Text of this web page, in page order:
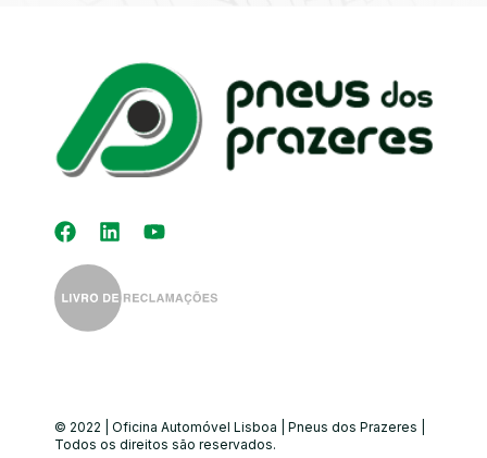
© 2022 | Oficina Automóvel Lisboa | Pneus dos Prazeres |
Todos os direitos são reservados.
Kit Distribuição
Diagnóstico